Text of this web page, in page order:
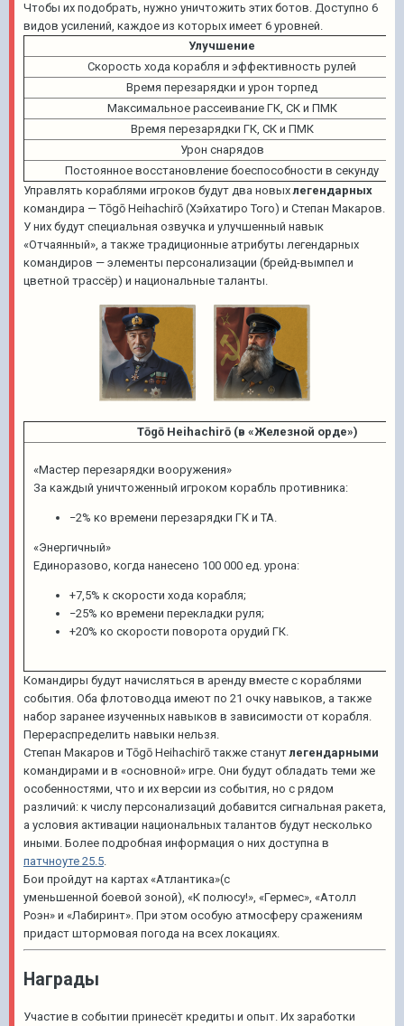
Чтобы их подобрать, нужно уничтожить этих ботов. Доступно 6
видов усилений, каждое из которых имеет 6 уровней.
Улучшение
Скорость хода корабля и эффективность рулей
Время перезарядки и урон торпед
Максимальное рассеивание ГК, СК и ПМК
Время перезарядки ГК, СК и ПМК
Урон снарядов
Постоянное восстановление боеспособности в секунду
Управлять кораблями игроков будут два новыхлегендарных
командира —Tōgō Heihachirō (Хэйхатиро Того) и Степан Макаров.
У них будут специальная озвучка и улучшенный навык
«Отчаянный», а также традиционные атрибуты легендарных
командиров — элементы персонализации (брейд-вымпел и
цветной трассёр) и национальные таланты.
Tōgō Heihachirō (в «Железной орде»)
«Мастер перезарядки вооружения»
За каждый уничтоженный игроком корабль противника:
−2% ко времени перезарядки ГК и ТА.
«Энергичный»
Единоразово, когда нанесено 100 000 ед. урона:
+7,5% к скорости хода корабля;
−25% ко времени перекладки руля;
+20% ко скорости поворота орудий ГК.
Командиры будут начисляться в аренду вместе с кораблями
события. Оба флотоводца имеют по 21 очку навыков, а также
набор заранее изученных навыков в зависимости от корабля.
Перераспределить навыки нельзя.
Степан Макаров иTōgō Heihachirō также станутлегендарными
командирами и в «основной» игре. Они будут обладать теми же
особенностями, что и их версии из события, но с рядом
различий: к числу персонализаций добавится сигнальная ракета,
а условия активации национальных талантов будут несколько
иными. Более подробная информация о них доступна в
патчноуте 25.5.
Бои пройдут на картах «Атлантика»(с
уменьшенной боевой зоной), «К полюсу!», «Гермес», «Атолл
Роэн» и «Лабиринт». При этом особую атмосферу сражениям
придаст штормовая погода на всех локациях.
Награды
Участие в событии принесёт кредиты и опыт. Их заработки